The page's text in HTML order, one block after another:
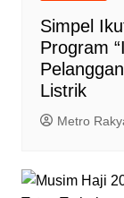
Simpel
Program
Listrik
Metro